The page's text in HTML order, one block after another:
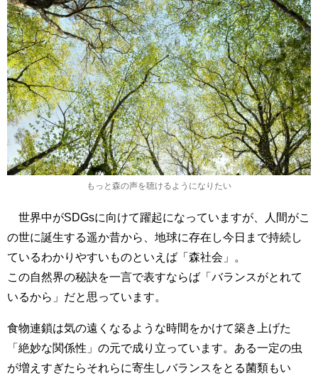
もっと森の声を聴けるようになりたい
世界中がSDGsに向けて躍起になっていますが、人間がこ
の世に誕生する遥か昔から、地球に存在し今日まで持続し
ているわかりやすいものといえば「森社会」。
この自然界の秘訣を一言で表すならば「バランスがとれて
いるから」だと思っています。
食物連鎖は気の遠くなるような時間をかけて築き上げた
「絶妙な関係性」の元で成り立っています。ある一定の虫
が増えすぎたらそれらに寄生しバランスをとる菌類もい